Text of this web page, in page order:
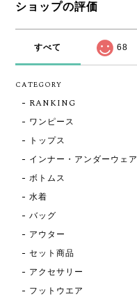
ショップの評価
すべて 68
CATEGORY
RANKING
ワンピース
トップス
インナー・アンダーウェア
ボトムス
水着
バッグ
アウター
セット商品
アクセサリー
フットウエア